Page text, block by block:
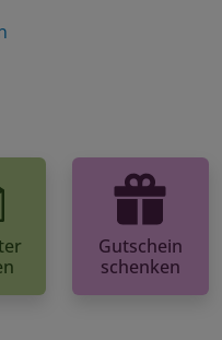
Seite
Gutschein
schenken